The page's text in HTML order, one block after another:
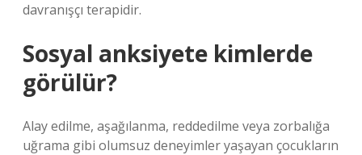
davranışçı terapidir.
Sosyal anksiyete kimlerde
görülür?
Alay edilme, aşağılanma, reddedilme veya zorbalığa
uğrama gibi olumsuz deneyimler yaşayan çocukların